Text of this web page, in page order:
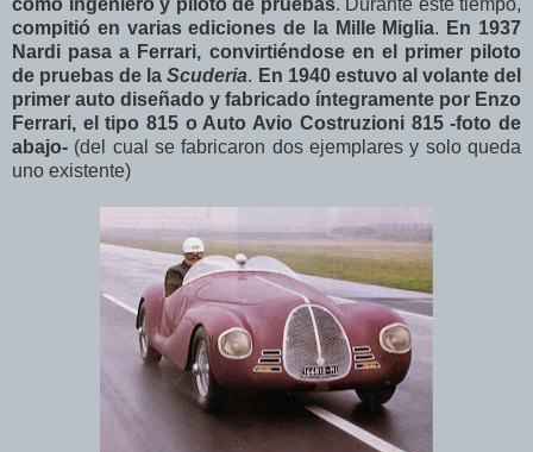
como ingeniero y piloto de pruebas. Durante este tiempo,
compitió en varias ediciones de la Mille Miglia. En 1937
Nardi pasa a Ferrari, convirtiéndose en el primer piloto
de pruebas de laScuderia. En 1940 estuvo al volante del
primer auto diseñado y fabricado íntegramente por Enzo
Ferrari, el tipo 815 o Auto Avio Costruzioni 815 -foto de
abajo- (del cual se fabricaron dos ejemplares y solo queda
uno existente)